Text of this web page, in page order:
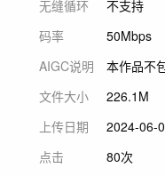
无缝循环
不支持
码率
50Mbps
AIGC说明
本作品不
文件大小
226.1M
上传日期
2024-06-
点击
80次